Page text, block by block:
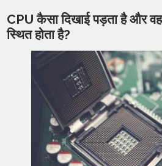
CPU कैसा दिखाई पड़ता है और
स्थित होता है?